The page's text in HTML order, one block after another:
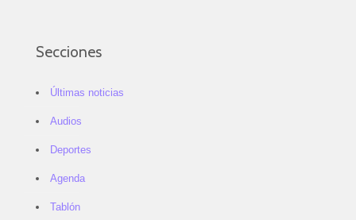
Secciones
Últimas noticias
Audios
Deportes
Agenda
Tablón